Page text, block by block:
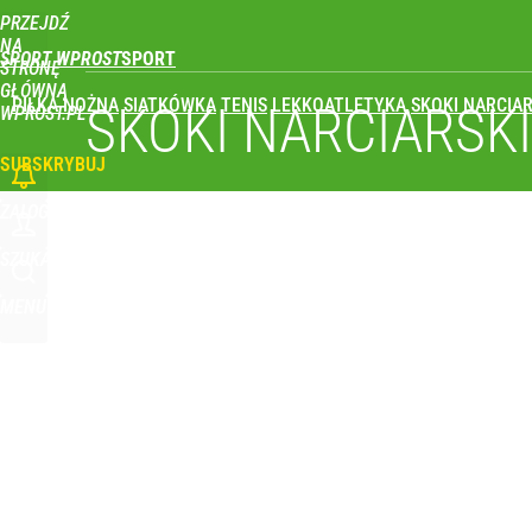
PRZEJDŹ
NA
STRONĘ
GŁÓWNĄ
WPROST.PL
SPORT WPROST
PIŁKA NOŻNA SIATKÓWKA TENIS LEKKOATLETYKA SKOKI
SUBSKRYBUJSKOKI